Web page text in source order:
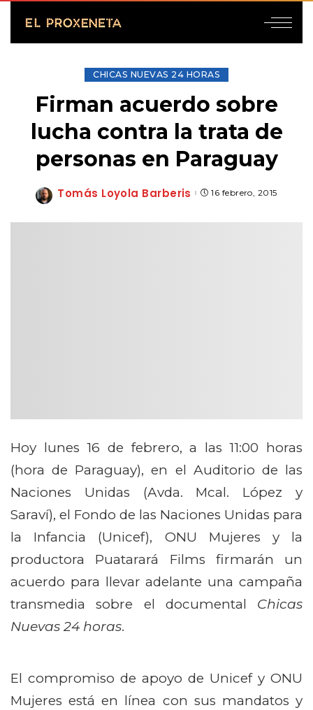
CHICAS NUEVAS 24 HORAS
Firman acuerdo sobre
lucha contra la trata de
personas en Paraguay
Posted
Tomás Loyola Barberis 16 febrero, 2015
Hoy lunes 16 de febrero, a las 11:00 horas
(hora de Paraguay), en el Auditorio de las
Naciones Unidas (Avda. Mcal. López y
Saraví), el Fondo de las Naciones Unidas para
la Infancia (Unicef), ONU Mujeres y la
productora Puatarará Films firmarán un
acuerdo para llevar adelante una campaña
transmedia sobre el documental Chicas
Nuevas 24 horas.
El compromiso de apoyo de Unicef y ONU
Mujeres está en línea con sus mandatos y